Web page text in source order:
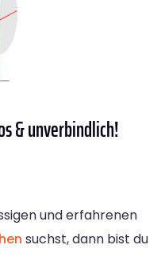
& unverbindlich!
und erfahrenen
suchst, dann bist du